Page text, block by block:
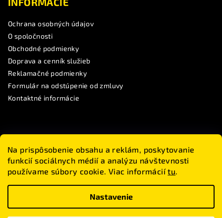
Na prispôsobenie obsahu a reklám, poskytovanie
funkcií sociálnych médií a analýzu návštevnosti
používame súbory cookie. Viac informáciítu.
Nastavenie
Ochrana osobných údajov
O spoločnosti
Obchodné podmienky
Doprava a cenník služieb
Reklamačné podmienky
Formulár na odstúpenie od zmluvy
Kontaktné informácie
Touranbike
#touranbike
www.touranbike.sk